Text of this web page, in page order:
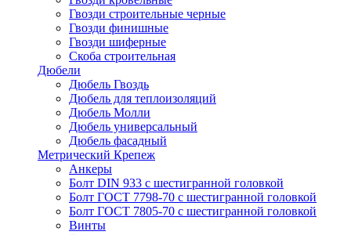
Гвозди строительные черные
Гвозди финишные
Гвозди шиферные
Скоба строительная
Дюбели
Дюбель Гвоздь
Дюбель для теплоизоляций
Дюбель Молли
Дюбель универсальный
Дюбель фасадный
Метрический Крепеж
Анкеры
Болт DIN 933 с шестигранной головкой
Болт ГОСТ 7798-70 с шестигранной головкой
Болт ГОСТ 7805-70 с шестигранной головкой
Винты